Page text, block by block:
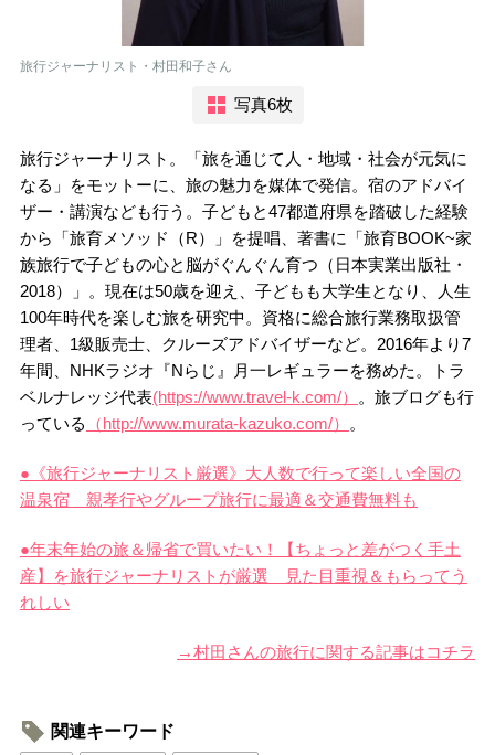
旅行ジャーナリスト・村田和子さん
写真6枚
旅行ジャーナリスト。「旅を通じて人・地域・社会が元気に
なる」をモットーに、旅の魅力を媒体で発信。宿のアドバイ
ザー・講演なども行う。子どもと47都道府県を踏破した経験
から「旅育メソッド（R）」を提唱、著書に「旅育BOOK~家
族旅行で子どもの心と脳がぐんぐん育つ（日本実業出版社・
2018）」。現在は50歳を迎え、子どもも大学生となり、人生
100年時代を楽しむ旅を研究中。資格に総合旅行業務取扱管
理者、1級販売士、クルーズアドバイザーなど。 2016年より7
年間、 NHKラジオ『Nらじ』月一レギュラーを務めた。トラ
ベルナレッジ代表(https://www.travel-k.com/）
。旅ブログも行
っている
（http://www.murata-kazuko.com/） 。
●《旅行ジャーナリスト厳選》大人数で行って楽しい全国の
温泉宿 親孝行やグループ旅行に最適＆交通費無料も
●年末年始の旅＆帰省で買いたい！【ちょっと差がつく手土
産】を旅行ジャーナリストが厳選 見た目重視＆もらってう
れしい
→村田さんの旅行に関する記事はコチラ
関連キーワード